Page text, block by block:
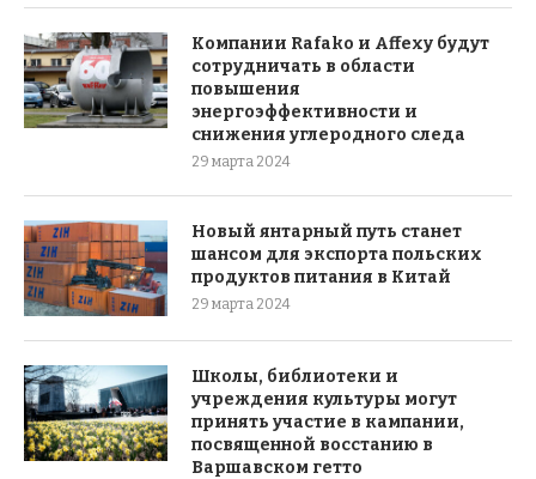
Компании Rafako и Affexy будут
сотрудничать в области
повышения
энергоэффективности и
снижения углеродного следа
29 марта 2024
Новый янтарный путь станет
шансом для экспорта польских
продуктов питания в Китай
29 марта 2024
Школы, библиотеки и
учреждения культуры могут
принять участие в кампании,
посвященной восстанию в
Варшавском гетто